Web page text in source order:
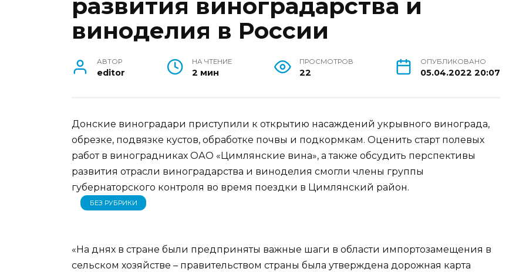
развития виноградарства и
виноделия в России
АВТОР
editor
НА ЧТЕНИЕ
2 мин
ПРОСМОТРОВ
22
ОПУБЛИКОВАНО
05.04.2022 20:07
Донские виноградари приступили к открытию насаждений укрывного винограда,
обрезке, подвязке кустов, обработке почвы и подкормкам. Оценить старт полевых
работ в виноградниках ОАО «Цимлянские вина», а также обсудить перспективы
развития отрасли виноградарства и виноделия смогли члены группы
губернаторского контроля во время поездки в Цимлянский район.
БЕЗ РУБРИКИ
«На днях в стране были предприняты важные шаги в области импортозамещения в
сельском хозяйстве – правительством страны была утверждена дорожная карта